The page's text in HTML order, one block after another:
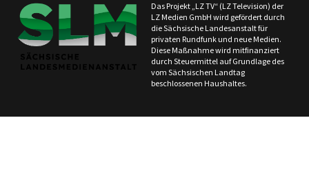
Das Projekt „LZ TV“ (LZ Television) der
LZ Medien GmbH wird gefördert durch
die Sächsische Landesanstalt für
privaten Rundfunk und neue Medien.
Diese Maßnahme wird mitfinanziert
durch Steuermittel auf Grundlage des
vom Sächsischen Landtag
beschlossenen Haushaltes.